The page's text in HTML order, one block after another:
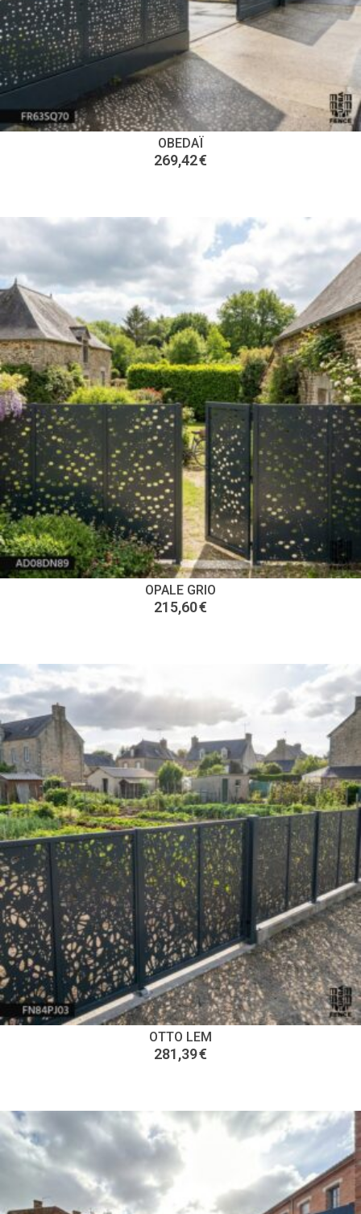
OBEDAÏ
269,42€
OPALE GRIO
215,60€
OTTO LEM
281,39€